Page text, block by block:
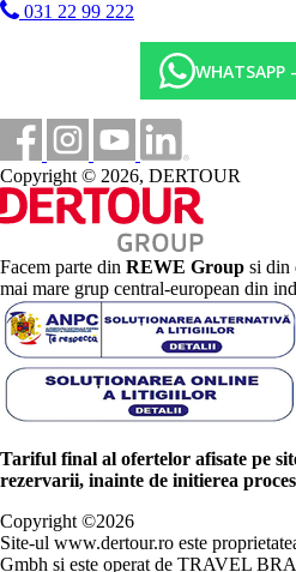
031 22 99 222
WHATSAPP
Copyright © 2026, DERTOUR
Facem parte din REWE Group si din
mai mare grup central-european din
Tariful final al ofertelor afisate pe
rezervarii, inainte de initierea
Copyright ©2026
Site-ul www.dertour.ro este
Gmbh si este operat de TRAVEL